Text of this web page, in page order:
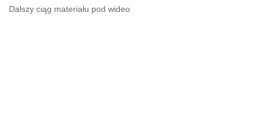
Dalszy ciąg materiału pod wideo